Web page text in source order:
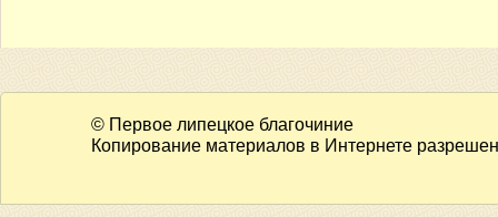
© Первое липецкое благочиние
Копирование материалов в Интернете